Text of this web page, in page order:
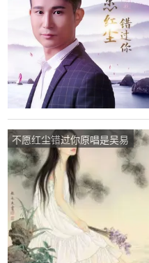
不愿红尘错过你原唱是吴易
航，由风铃随缘翻唱(播
放:257)